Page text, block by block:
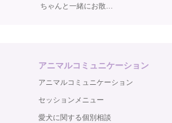
ちゃんと 一緒にお散…
アニマルコミュニケーション
アニマルコミュニケーション
セッションメニュー
愛犬に関する個別相談